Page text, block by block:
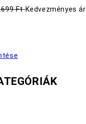
FtKedvezményes ár